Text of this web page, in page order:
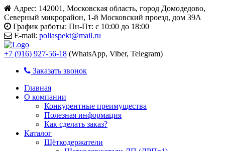
Адрес: 142001, Московская область, город Домодедово,
Северный микрорайон, 1-й Московский проезд, дом 39А
График работы: Пн-Пт: с 10:00 до 18:00
E-mail: poliaspekt@mail.ru
+7 (916) 927-56-18 (WhatsApp, Viber, Telegram)
Заказать звонок
Главная
О компании
Конкурентные преимущества
Полезная информация
Как сделать заказ?
Каталог
Щёткодержатели